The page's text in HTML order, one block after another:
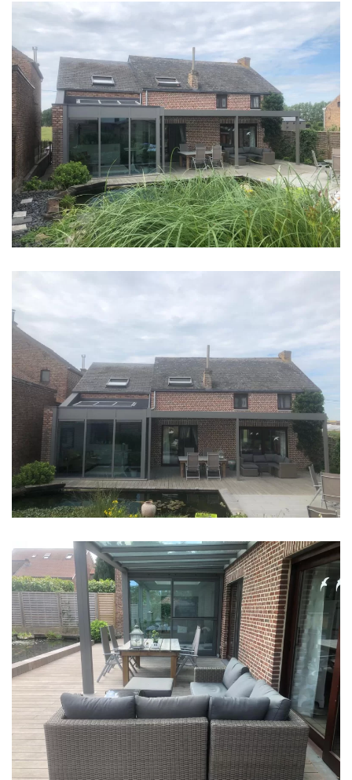
klik voor slideshow
klik voor slideshow
klik voor slideshow